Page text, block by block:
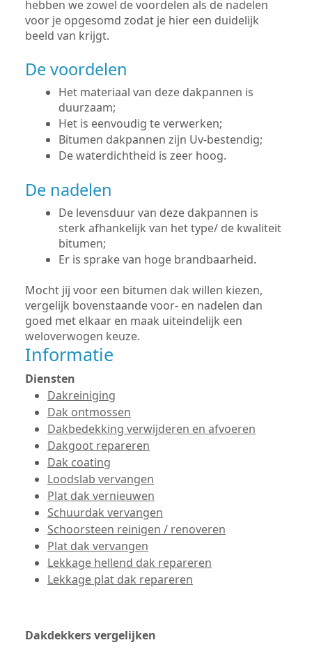
hebben we zowel de voordelen als de nadelen
voor je opgesomd zodat je hier een duidelijk
beeld van krijgt.
De voordelen
Het materiaal van deze dakpannen is
duurzaam;
Het is eenvoudig te verwerken;
Bitumen dakpannen zijn Uv-bestendig;
De waterdichtheid is zeer hoog.
De nadelen
De levensduur van deze dakpannen is
sterk afhankelijk van het type/ de kwaliteit
bitumen;
Er is sprake van hoge brandbaarheid.
Mocht jij voor een bitumen dak willen kiezen,
vergelijk bovenstaande voor- en nadelen dan
goed met elkaar en maak uiteindelijk een
weloverwogen keuze.
Informatie
Diensten
Dakreiniging
Dak ontmossen
Dakbedekking verwijderen en afvoeren
Dakgoot repareren
Dak coating
Loodslab vervangen
Plat dak vernieuwen
Schuurdak vervangen
Schoorsteen reinigen / renoveren
Plat dak vervangen
Lekkage hellend dak repareren
Lekkage plat dak repareren
Dakdekkers vergelijken